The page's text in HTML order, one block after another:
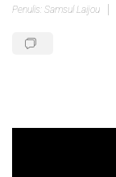
Penulis: Samsul Laijou